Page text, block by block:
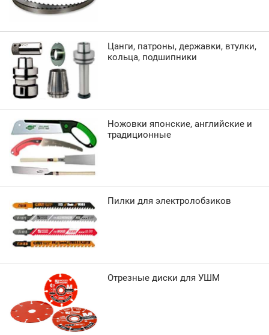
Цанги, патроны, державки, втулки,
кольца, подшипники
Ножовки японские, английские и
традиционные
Пилки для электролобзиков
Отрезные диски для УШМ